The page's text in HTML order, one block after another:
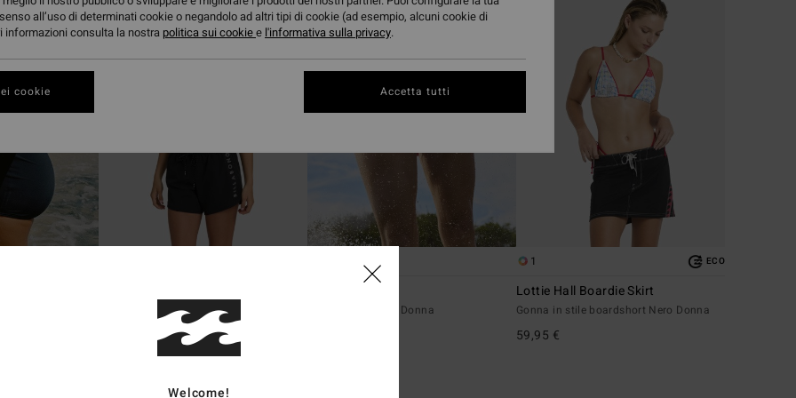
Boardshort Nero Donna
30%
Boardshort Rosso Donna
1 ECO
Lottie Hall Boardie Skirt
Gonna in stile boardshort Nero Donna
59,95 €
Welcome!
all’uso di determinati cookie o negandolo ad altri tipi di cookie (ad esempio, alcuni cookie di
informazioni consulta la nostra politica sui cookiee l'informativa sulla privacy.
cookie Accetta tutti